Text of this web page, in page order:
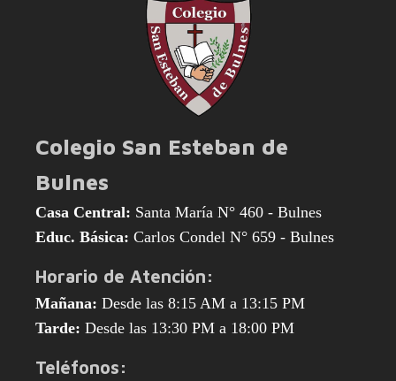
Colegio San Esteban de
Bulnes
Casa Central: Santa María N° 460 - Bulnes
Educ. Básica: Carlos Condel N° 659 - Bulnes
Horario de Atención:
Mañana: Desde las 8:15 AM a 13:15 PM
Tarde: Desde las 13:30 PM a 18:00 PM
Teléfonos: